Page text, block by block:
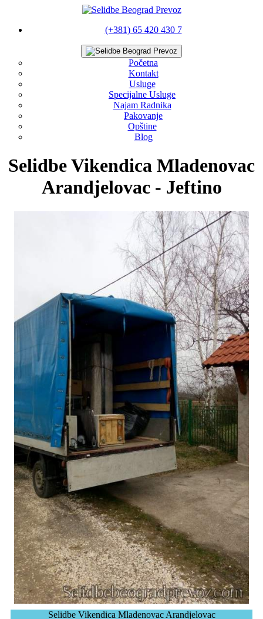
(+381) 65 420 430 7
Početna
Kontakt
Usluge
Specijalne Usluge
Najam Radnika
Pakovanje
Opštine
Blog
Selidbe Vikendica Mladenovac
Arandjelovac - Jeftino
Selidbe Vikendica Mladenovac Arandjelovac